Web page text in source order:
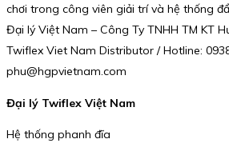
chơi trong công viên giải trí và hệ thống
Đại lý Việt Nam – Công Ty TNHH TM KT
Twiflex Viet Nam Distributor / Hotline:
phu@hgpvietnam.com
Đại lý Twiflex Việt Nam
Hệ thống phanh đĩa